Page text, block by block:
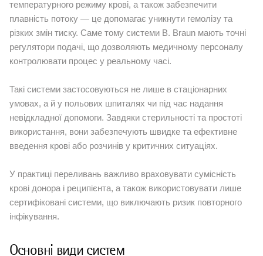
температурного режиму крові, а також забезпечити
плавність потоку — це допомагає уникнути гемолізу та
різких змін тиску. Саме тому системи B. Braun мають точні
регулятори подачі, що дозволяють медичному персоналу
контролювати процес у реальному часі.
Такі системи застосовуються не лише в стаціонарних
умовах, а й у польових шпиталях чи під час надання
невідкладної допомоги. Завдяки стерильності та простоті
використання, вони забезпечують швидке та ефективне
введення крові або розчинів у критичних ситуаціях.
У практиці переливань важливо враховувати сумісність
крові донора і реципієнта, а також використовувати лише
сертифіковані системи, що виключають ризик повторного
інфікування.
Основні види систем